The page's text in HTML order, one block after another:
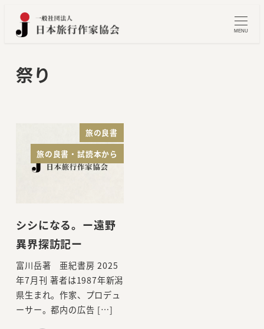
MENU
祭り
旅の良書
旅の良書・試読本から
シシになる。ー遠野
異界探訪記ー
富川岳著 亜紀書房 2025
年7月刊 著者は1987年新潟
県生まれ。作家、プロデュ
ーサー。都内の広告 […]